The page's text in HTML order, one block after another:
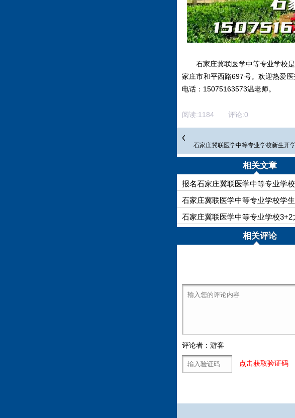
石家庄冀联医学中等专业学校
家庄市和平西路697号。欢迎热爱
电话：15075163573温老师。
阅读:1184 评论:0
石家庄冀联医学中等专业学校新生开
相关文章
报名石家庄冀联医学中等专业学
石家庄冀联医学中等专业学校学
石家庄冀联医学中等专业学校3+2
相关评论
评论者：游客
点击获取验证码